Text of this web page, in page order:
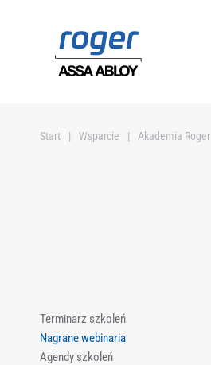
Przejdź do głównej treści
Start Wsparcie Akademia Roger
Terminarz szkoleń
Nagrane webinaria
Agendy szkoleń